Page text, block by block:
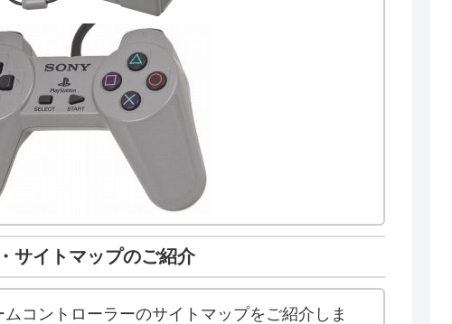
サイトマップのご紹介
コントローラーのサイトマップをご紹介しま